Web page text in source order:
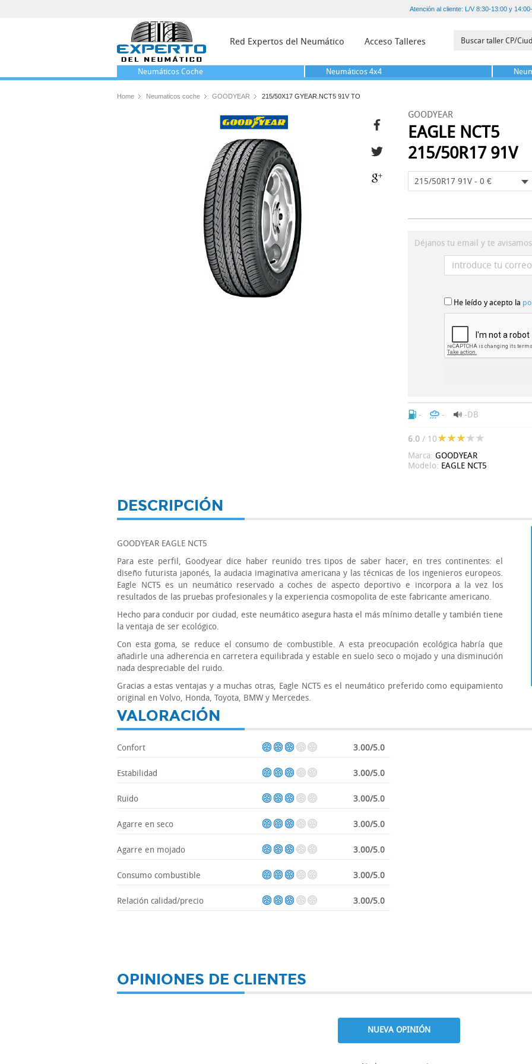
Atención al cliente: L/V 8:30-13:00 y
Red Expertos del Neumático Acceso Talleres
Neumáticos Coche Neumáticos 4x4
Home Neumaticos coche GOODYEAR 215/50X17 GYEAR.NCT5 91V TO
GOODYEAR
EAGLE NCT5
215/50R17 91V
215/50R17 91V - 0 €
Déjanos tu email y te
He leído y acepto la
- - -DB
6.0 / 10
Marca: GOODYEAR
Modelo: EAGLE NCT5
DESCRIPCIÓN
GOODYEAR EAGLE NCT5
Para este perfil, Goodyear dice haber reunido tres tipos de saber hacer, en tres continentes: el
diseño futurista japonés, la audacia imaginativa americana y las técnicas de los ingenieros europeos.
Eagle NCT5 es un neumático reservado a coches de aspecto deportivo e incorpora a la vez los
resultados de las pruebas profesionales y la experiencia cosmopolita de este fabricante americano.
Hecho para conducir por ciudad, este neumático asegura hasta el más mínimo detalle y también tiene
la ventaja de ser ecológico.
Con esta goma, se reduce el consumo de combustible. A esta preocupación ecológica habría que
añadirle una adherencia en carretera equilibrada y estable en suelo seco o mojado y una disminución
nada despreciable del ruido.
Gracias a estas ventajas y a muchas otras, Eagle NCT5 es el neumático preferido como equipamiento
original en Volvo, Honda, Toyota, BMW y Mercedes.
VALORACIÓN
Confort 3.00/5.0
Estabilidad 3.00/5.0
Ruido 3.00/5.0
Agarre en seco 3.00/5.0
Agarre en mojado 3.00/5.0
Consumo combustible 3.00/5.0
Relación calidad/precio 3.00/5.0
OPINIONES DE CLIENTES
NUEVA OPINIÓN